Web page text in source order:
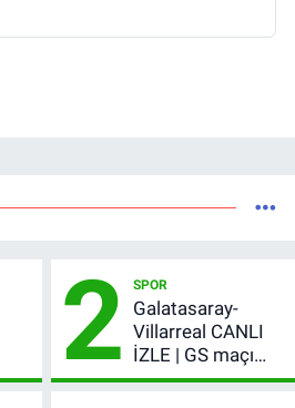
2 SPOR
Galatasaray-
Villarreal CANLI
İZLE | GS maçı
hangi kanalda,